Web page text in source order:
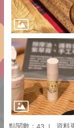
點閱數： 資料